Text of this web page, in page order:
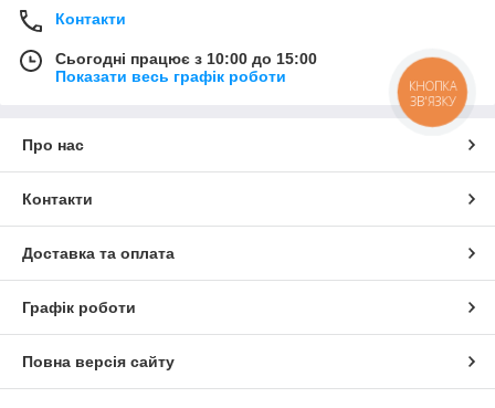
Контакти
Сьогодні працює з 10:00 до 15:00
Показати весь графік роботи
Про нас
Контакти
Доставка та оплата
Графік роботи
Повна версія сайту
КНОПКА
ЗВ'ЯЗКУ